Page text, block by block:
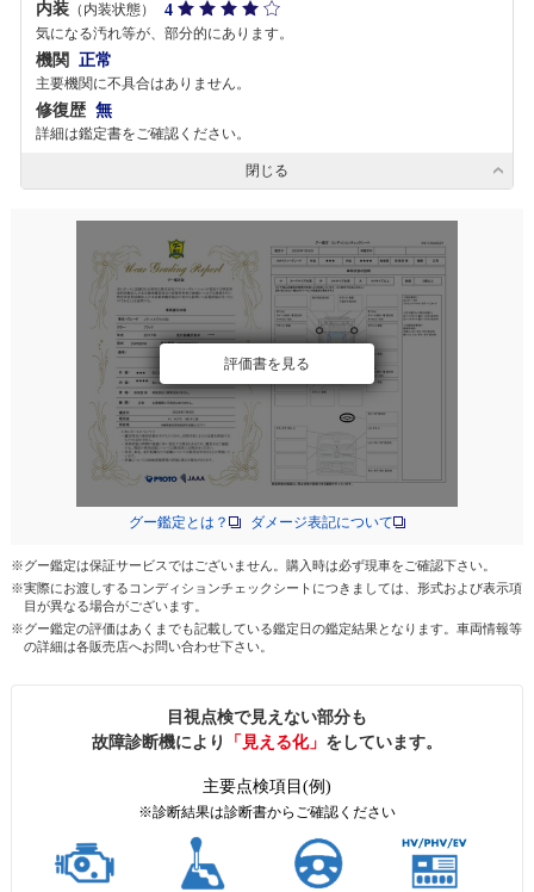
内装 （内装状態） 4
気になる汚れ等が、部分的にあります。
機関 正常
主要機関に不具合はありません。
修復歴 無
詳細は鑑定書をご確認ください。
閉じる
評価書を見る
グー鑑定とは？ ダメージ表記について
※グー鑑定は保証サービスではございません。購入時は必ず現車をご確認下さい。
※実際にお渡しするコンディションチェックシートにつきましては、形式および表示項
目が異なる場合がございます。
※グー鑑定の評価はあくまでも記載している鑑定日の鑑定結果となります。車両情報等
の詳細は各販売店へお問い合わせ下さい。
目視点検で見えない部分も
故障診断機により
「見える化」 をしています。
主要点検項目(例)
※診断結果は診断書からご確認ください